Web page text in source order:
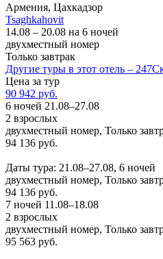
Армения, Цахкадзор
Tsaghkahovit
14.08 – 20.08 на 6 ночей
двухместный номер
Только завтрак
Другие туры в этот отель – 247
Цена за тур
90 942 руб.
6 ночей 21.08–27.08
2 взрослых
двухместный номер, Только
94 136 руб.
Даты тура: 21.08–27.08, 6 ночей
двухместный номер, Только
94 136 руб.
7 ночей 11.08–18.08
2 взрослых
двухместный номер, Только
95 563 руб.